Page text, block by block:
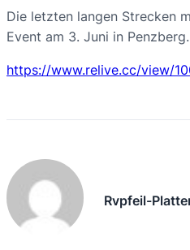
Die letzten langen Strecken
Event am 3. Juni in Penzberg.
https://www.relive.cc/view/
Rvpfeil-